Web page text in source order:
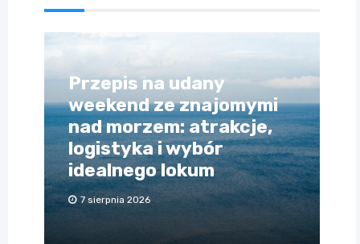
Przepis na udany
weekend ze znajomymi
nad morzem: atrakcje,
logistyka i wybór
idealnego lokum
7 sierpnia 2026